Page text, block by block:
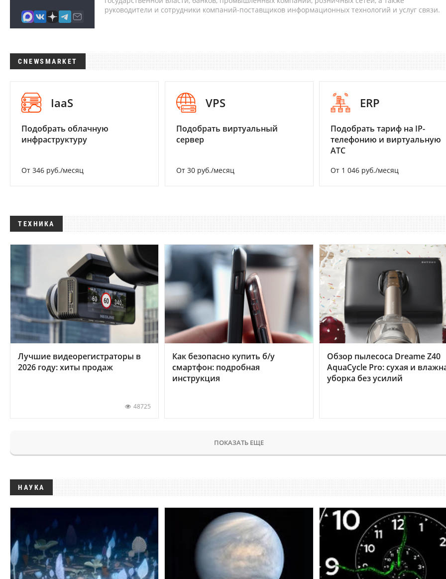
руководители и сотрудники компаний-поставщиков информационных технологий и услуг связи.
CNEWSMARKET
IaaS
Подобрать облачную
инфраструктуру
От 346 руб./месяц
VPS
Подобрать виртуальный
сервер
От 30 руб./месяц
ERP
Подобрать тариф на IP-
телефонию и виртуальную
АТС
От 1 046 руб./месяц
ТЕХНИКА
Лучшие видеорегистраторы в
2026 году: хиты продаж
48725
Как безопасно купить б/у
смартфон: подробная
инструкция
Обзор пылесоса Dreame Z40
AquaCycle Pro: сухая и
уборка без усилий
ПОКАЗАТЬ ЕЩЕ
НАУКА